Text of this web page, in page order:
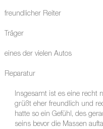
freundlicher Reiter
Träger
eines der vielen Autos
Reparatur
Insgesamt ist es eine recht
grüßt eher freundlich und
hatte so ein Gefühl, des
seins bevor die Massen